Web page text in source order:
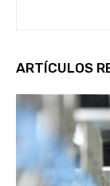
ARTÍCULOS